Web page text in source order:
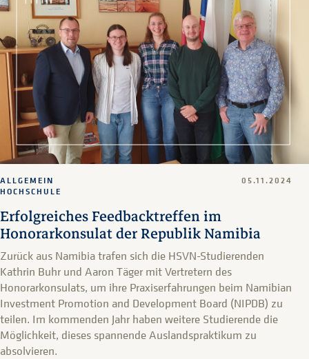
Erfolgreiches Feedbacktreffen im
Honorarkonsulat der Republik Namibia
ALLGEMEIN
HOCHSCHULE
05.11.2024
Zurück aus Namibia trafen sich die HSVN-Studierenden
Kathrin Buhr und Aaron Täger mit Vertretern des
Honorarkonsulats, um ihre Praxiserfahrungen beim Namibian
Investment Promotion and Development Board (NIPDB) zu
teilen. Im kommenden Jahr haben weitere Studierende die
Möglichkeit, dieses spannende Auslandspraktikum zu
absolvieren.